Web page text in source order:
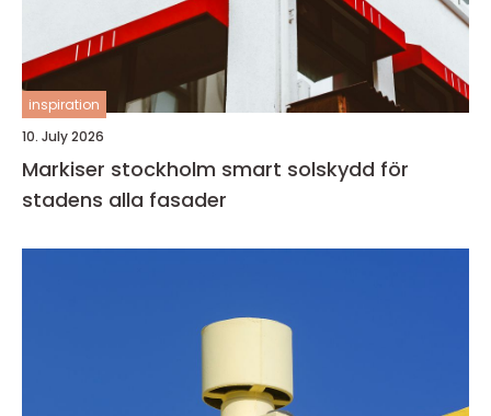
inspiration
10. July 2026
Markiser stockholm smart solskydd för
stadens alla fasader